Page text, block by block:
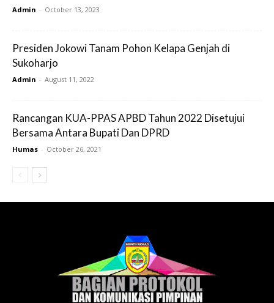
Admin - October 13, 2023
Presiden Jokowi Tanam Pohon Kelapa Genjah di
Sukoharjo
Admin - August 11, 2022
Rancangan KUA-PPAS APBD Tahun 2022 Disetujui
Bersama Antara Bupati Dan DPRD
Humas - October 26, 2021